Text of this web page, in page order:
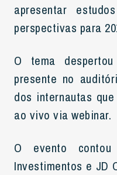
apresentar
perspectivas para
O tema
presente no
dos internautas
ao vivo via webinar.
O evento
Investimentos e JD